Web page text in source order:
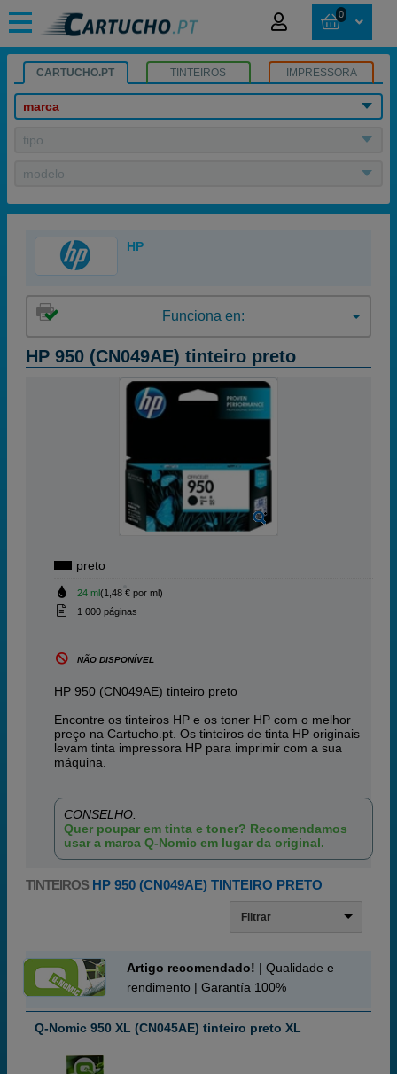
0
CARTUCHO.PT TINTEIROS IMPRESSORA
marca
tipo
modelo
HP
Funciona en:
HP 950 (CN049AE) tinteiro preto
preto
24 ml(1,48 € por ml)
1 000 páginas
NÃO DISPONÍVEL
HP 950 (CN049AE) tinteiro preto
Encontre os tinteiros HP e os toner HP com o melhor
preço na Cartucho.pt. Os tinteiros de tinta HP originais
levam tinta impressora HP para imprimir com a sua
máquina.
CONSELHO:
Quer poupar em tinta e toner? Recomendamos
usar a marca Q-Nomic em lugar da original.
TINTEIROS HP 950 (CN049AE) TINTEIRO PRETO
Filtrar
Artigo recomendado! | Qualidade e
rendimento | Garantía 100%
Q-Nomic 950 XL (CN045AE) tinteiro preto XL